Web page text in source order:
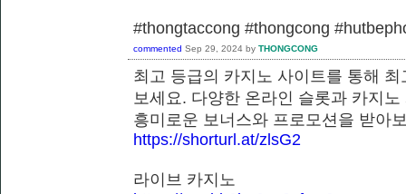
#thongtaccong #thongcong
commented Sep 29, 2024 by THONGCONG
최고 등급의 카지노 사이트를 통해
보세요. 다양한 온라인 슬롯과 카지
흥미로운 보너스와 프로모션을
https://shorturl.at/zlsG2
라이브 카지노